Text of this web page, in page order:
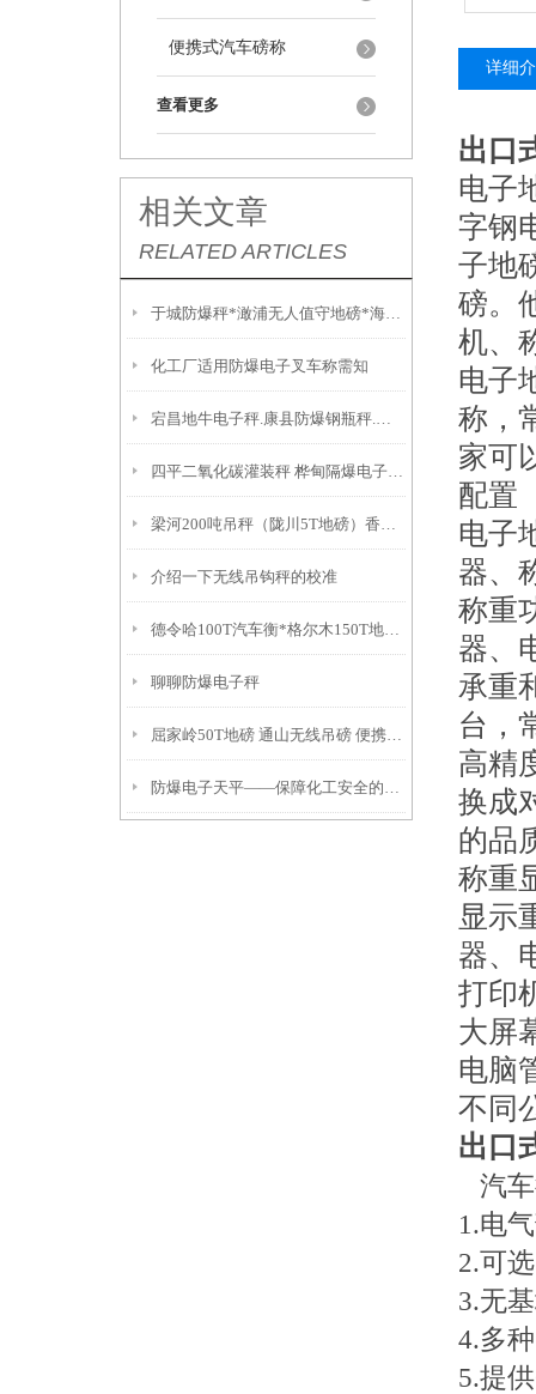
便携式汽车磅称
查看更多
相关文章
RELATED ARTICLES
于城防爆秤*澉浦无人值守地磅*海宁电子地磅*硖石电子汽车衡
化工厂适用防爆电子叉车称需知
宕昌地牛电子秤.康县防爆钢瓶秤.文县防爆油桶秤特性
四平二氧化碳灌装秤 桦甸隔爆电子磅称 河东隔爆电子桌秤
梁河200吨吊秤（陇川5T地磅）香格里拉60T汽车衡）马龙防爆吊称
介绍一下无线吊钩秤的校准
德令哈100T汽车衡*格尔木150T地磅*标签打印电子秤
聊聊防爆电子秤
屈家岭50T地磅 通山无线吊磅 便携式电子汽车衡优点
防爆电子天平——保障化工安全的精密称重解决方案
详细
出口
电子
字钢
子地
磅。
机、
电子
称，
家可
配置
电子
器、
称重
器、
承重
台，
高精
换成
的品
称重
显示
器、
打印
大屏
电脑
不同
出口
汽
1.电
2.可
3.无
4.多
5.提供